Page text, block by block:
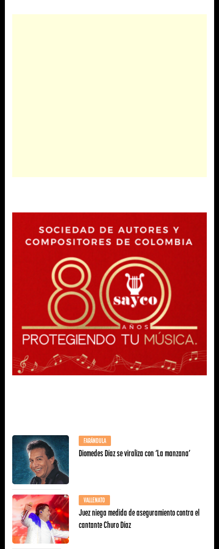
FARÁNDULA
Diomedes Díaz se viraliza con ‘La manzana’
VALLENATO
Juez niega medida de aseguramiento contra el
cantante Churo Díaz